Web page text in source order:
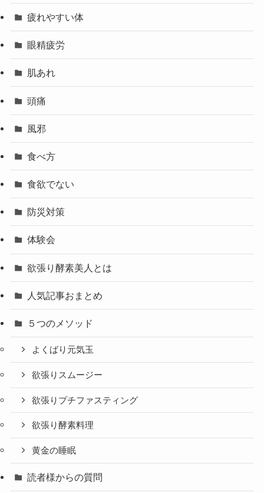
疲れやすい体
眼精疲労
肌あれ
頭痛
風邪
食べ方
食欲でない
防災対策
体験会
欲張り酵素美人とは
人気記事おまとめ
５つのメソッド
よくばり元気玉
欲張りスムージー
欲張りプチファスティング
欲張り酵素料理
黄金の睡眠
読者様からの質問